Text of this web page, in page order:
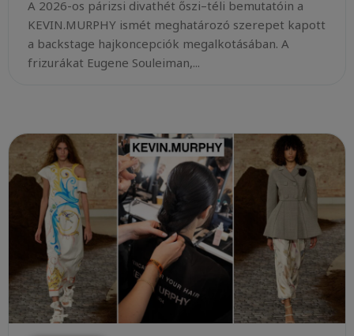
A 2026-os párizsi divathét őszi–téli bemutatóin a
KEVIN.MURPHY ismét meghatározó szerepet kapott
a backstage hajkoncepciók megalkotásában. A
frizurákat Eugene Souleiman,...